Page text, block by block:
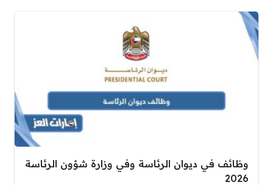
وظائف في ديوان الرئاسة وفي وزارة شؤون الرئاسة
2026